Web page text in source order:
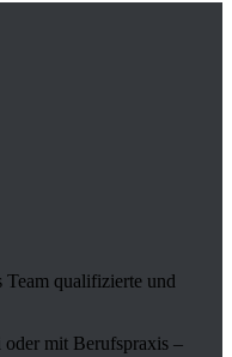
Team qualifizierte und
mit Berufspraxis –